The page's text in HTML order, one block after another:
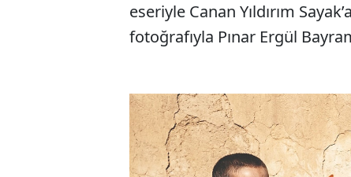
eseriyle Canan Yıldırım
fotoğrafıyla Pınar Ergül